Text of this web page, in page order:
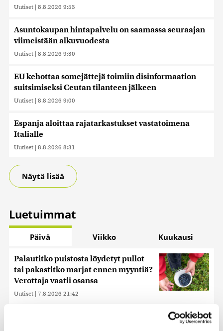
Uutiset | 8.8.2026 9:55
Asuntokaupan hintapalvelu on saamassa seuraajan
viimeistään alkuvuodesta
Uutiset | 8.8.2026 9:30
EU kehottaa somejättejä toimiin disinformaation
suitsimiseksi Ceutan tilanteen jälkeen
Uutiset | 8.8.2026 9:00
Espanja aloittaa rajatarkastukset vastatoimena
Italialle
Uutiset | 8.8.2026 8:31
Näytä lisää
Luetuimmat
Päivä Viikko Kuukausi
Palautitko puistosta löydetyt pullot
tai pakastitko marjat ennen myyntiä?
Verottaja vaatii osansa
Uutiset | 7.8.2026 21:42